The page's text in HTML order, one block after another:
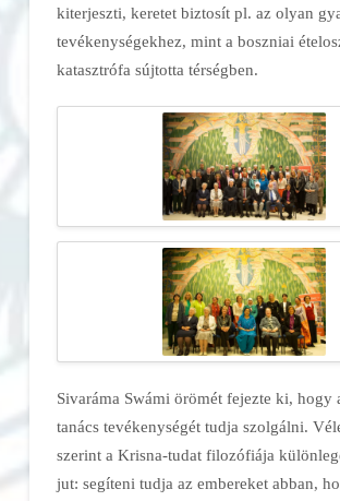
kiterjeszti, keretet biztosít pl. az olyan
tevékenységekhez, mint a boszniai
katasztrófa sújtotta térségben.
Sivaráma Swámi örömét fejezte ki, hogy
tanács tevékenységét tudja szolgálni.
szerint a Krisna-tudat filozófiája
jut: segíteni tudja az embereket abban,